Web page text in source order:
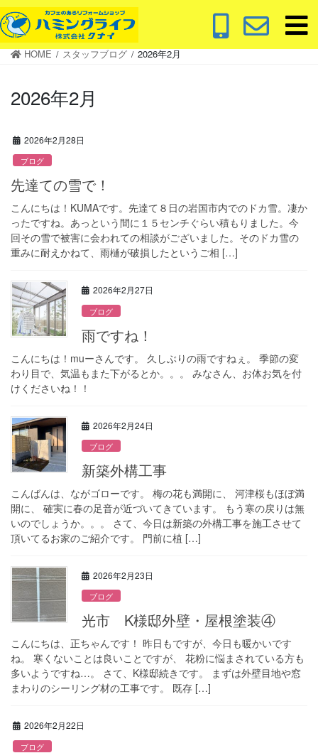
コ
ン
テ
ナ
ビ
ゲ
HOME スタッフブログ 2026年2月
2026年2月
2026年2月28日
ブログ
先達ての雪で！
こんにちは！KUMAです。先達て８日の岩国市内でのドカ雪。凄か
ったですね。あっという間に１５センチぐらい積もりました。今
回その雪で被害に会われての相談がございました。そのドカ雪の
重みに耐えかねて、雨樋が破損したというご相 […]
2026年2月27日
ブログ
雨ですね！
こんにちは！muーさんです。 久しぶりの雨ですねぇ。 季節の変
わり目で、気温もまた下がるとか。。。 みなさん、お体お気を付
けくださいね！！
2026年2月24日
ブログ
新築外構工事
こんばんは、ながゴローです。 梅の花も満開に、 河津桜もほぼ満
開に、 確実に春の足音が近づいてきています。 もう寒の戻りは無
いのでしょうか。。。 さて、今日は新築の外構工事を施工させて
頂いてるお家のご紹介です。 門前に植 […]
2026年2月23日
ブログ
光市 K様邸外壁・屋根塗装④
こんにちは、正ちゃんです！ 昨日もですが、今日も暖かいです
ね。 寒くないことは良いことですが、 花粉に悩まされている方も
多いようですね…。 さて、K様邸続きです。 まずは外壁目地や窓
まわりのシーリング材の工事です。 既存 […]
2026年2月22日
ブログ